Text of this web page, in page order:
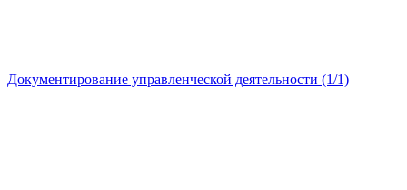
Документирование управленческой деятельности (1/1)